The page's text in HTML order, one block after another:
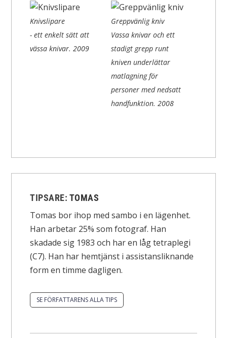
Knivslipare
- ett enkelt sätt att
vässa knivar.2009
Greppvänlig kniv
Vassa knivar och ett
stadigt grepp runt
kniven underlättar
matlagning för
personer med nedsatt
handfunktion.2008
TIPSARE: TOMAS
Tomas bor ihop med sambo i en lägenhet.
Han arbetar 25% som fotograf. Han
skadade sig 1983 och har en låg tetraplegi
(C7). Han har hemtjänst i assistansliknande
form en timme dagligen.
SE FÖRFATTARENS ALLA TIPS